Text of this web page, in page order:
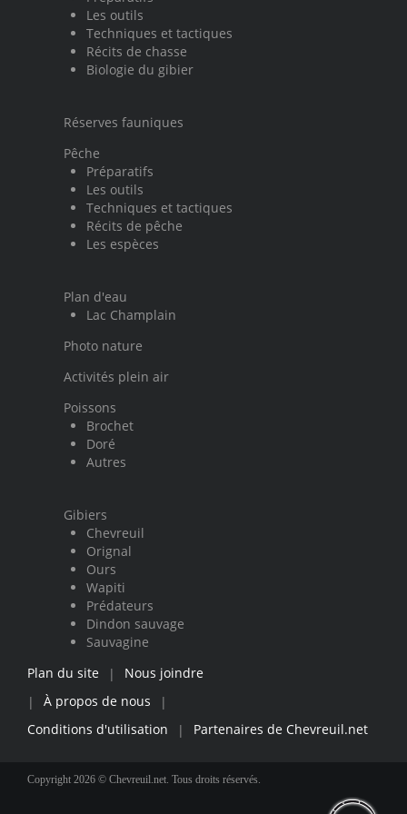
Les outils
Techniques et tactiques
Récits de chasse
Biologie du gibier
Réserves fauniques
Pêche
Préparatifs
Les outils
Techniques et tactiques
Récits de pêche
Les espèces
Plan d'eau
Lac Champlain
Photo nature
Activités plein air
Poissons
Brochet
Doré
Autres
Gibiers
Chevreuil
Orignal
Ours
Wapiti
Prédateurs
Dindon sauvage
Sauvagine
Plan du site
|
Nous joindre
|
À propos de nous
|
Conditions d'utilisation
| Partenaires de Chevreuil.net
Copyright 2026 © Chevreuil.net. Tous droits réservés.